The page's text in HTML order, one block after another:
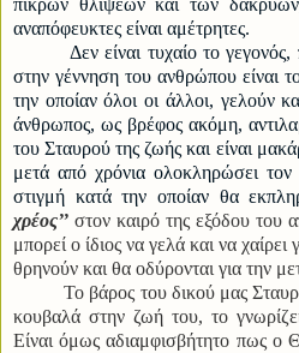
πικρών θλίψεων και των
αναπόφευκτες είναι αμέτρητες.
Δεν είναι τυχαίο το γεγονός,
στην γέννηση του ανθρώπου είναι
την οποίαν όλοι οι άλλοι, γελούν
άνθρωπος, ως βρέφος ακόμη,
του Σταυρού της ζωής και είναι
μετά από χρόνια ολοκληρώσει
στιγμή κατά την οποίαν θα
χρέος’’ στον καιρό της εξόδου του
μπορεί ο ίδιος να γελά και να
θρηνούν και θα οδύρονται για την
Το βάρος του δικού μας
κουβαλά στην ζωή του, το
Είναι όμως αδιαμφισβήτητο πως ο